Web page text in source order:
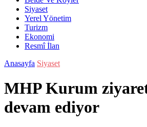
Siyaset
Yerel Yönetim
Turizm
Ekonomi
Resmî İlan
Anasayfa Siyaset
MHP Kurum
devam ediyor